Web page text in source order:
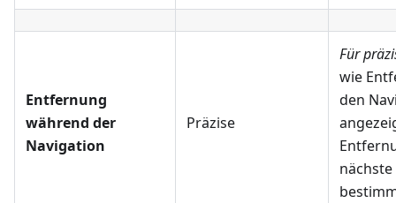
Entfernung
während der
Navigation
Präzise
Für
wie
den